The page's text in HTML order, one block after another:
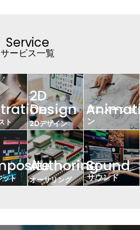
Service
サービス一覧
ト
2D
Design
2Dデザイン
アニメーショ
ン
ット
Authoring
オーサリング
Sound
サウンド